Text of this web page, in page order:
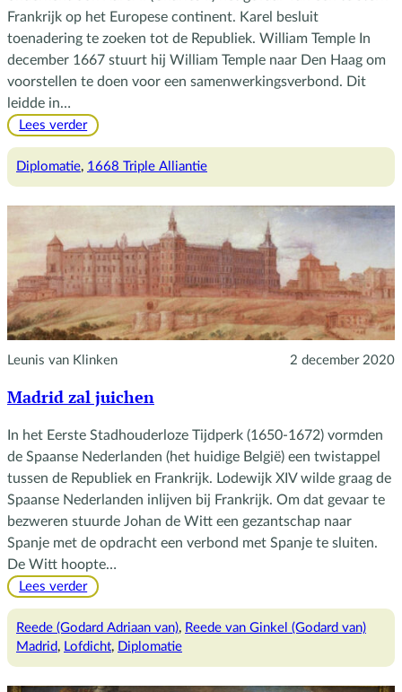
Frankrijk op het Europese continent. Karel besluit
toenadering te zoeken tot de Republiek. William Temple In
december 1667 stuurt hij William Temple naar Den Haag om
voorstellen te doen voor een samenwerkingsverbond. Dit
leidde in…
Lees verder:
alliantie
Diplomatie, 1668 Triple Alliantie
Leunis van Klinken 2 december 2020
Madrid zal juichen
In het Eerste Stadhouderloze Tijdperk (1650-1672) vormden
de Spaanse Nederlanden (het huidige België) een twistappel
tussen de Republiek en Frankrijk. Lodewijk XIV wilde graag de
Spaanse Nederlanden inlijven bij Frankrijk. Om dat gevaar te
bezweren stuurde Johan de Witt een gezantschap naar
Spanje met de opdracht een verbond met Spanje te sluiten.
De Witt hoopte…
Lees verder:
zal
juichen
Reede (Godard Adriaan van), Reede van Ginkel (Godard van)
Madrid, Lofdicht, Diplomatie